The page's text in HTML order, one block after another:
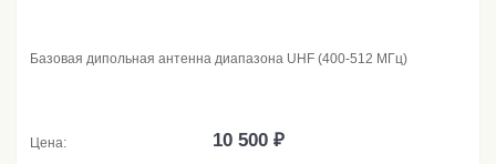
Базовая дипольная антенна диапазона UHF (400-512 МГц)
Цена: 10 500 ₽